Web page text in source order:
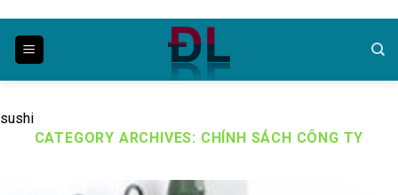
content
sushi
CATEGORY ARCHIVES: CHÍNH SÁCH CÔNG TY